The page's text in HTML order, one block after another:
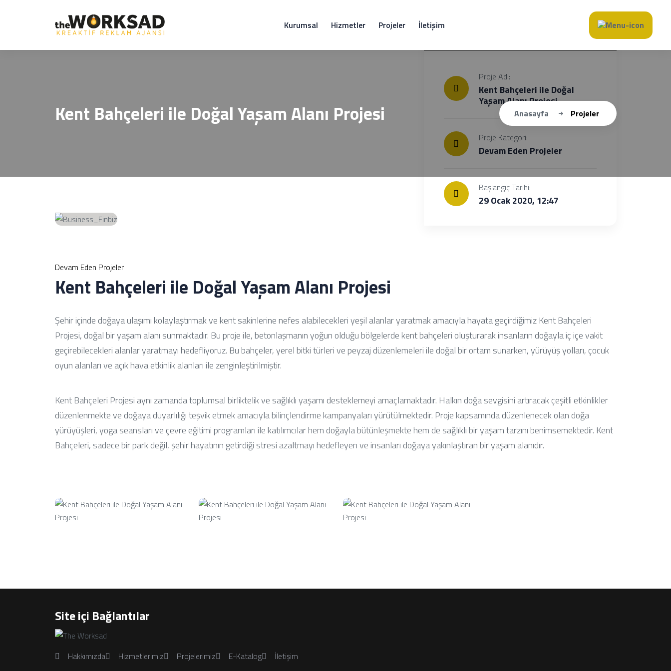
Kurumsal Hizmetler Projeler İletişim
Kent Bahçeleri ile Doğal Yaşam Alanı Projesi Anasayfa Projeler
Proje Bilgileri
Proje Adı:
Kent Bahçeleri ile Doğal
Yaşam Alanı Projesi
Proje Kategori:
Devam Eden Projeler
Başlangıç Tarihi:
29 Ocak 2020, 12:47
Devam Eden Projeler
Kent Bahçeleri ile Doğal Yaşam Alanı Projesi
Şehir içinde doğaya ulaşımı kolaylaştırmak ve kent sakinlerine nefes alabilecekleri yeşil alanlar yaratmak amacıyla hayata geçirdiğimiz Kent Bahçeleri
Projesi, doğal bir yaşam alanı sunmaktadır. Bu proje ile, betonlaşmanın yoğun olduğu bölgelerde kent bahçeleri oluşturarak insanların doğayla iç içe vakit
geçirebilecekleri alanlar yaratmayı hedefliyoruz. Bu bahçeler, yerel bitki türleri ve peyzaj düzenlemeleri ile doğal bir ortam sunarken, yürüyüş yolları, çocuk
oyun alanları ve açık hava etkinlik alanları ile zenginleştirilmiştir.
Kent Bahçeleri Projesi aynı zamanda toplumsal birliktelik ve sağlıklı yaşamı desteklemeyi amaçlamaktadır. Halkın doğa sevgisini artıracak çeşitli etkinlikler
düzenlenmekte ve doğaya duyarlılığı teşvik etmek amacıyla bilinçlendirme kampanyaları yürütülmektedir. Proje kapsamında düzenlenecek olan doğa
yürüyüşleri, yoga seansları ve çevre eğitimi programları ile katılımcılar hem doğayla bütünleşmekte hem de sağlıklı bir yaşam tarzını benimsemektedir. Kent
Bahçeleri, sadece bir park değil, şehir hayatının getirdiği stresi azaltmayı hedefleyen ve insanları doğaya yakınlaştıran bir yaşam alanıdır.
Site içi Bağlantılar
Hakkımızda Hizmetlerimiz Projelerimiz E-Katalog İletişim